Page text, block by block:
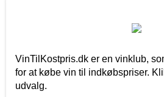
VinTilKostpris.dk er en vinklub,
for at købe vin til indkøbspriser.
udvalg.